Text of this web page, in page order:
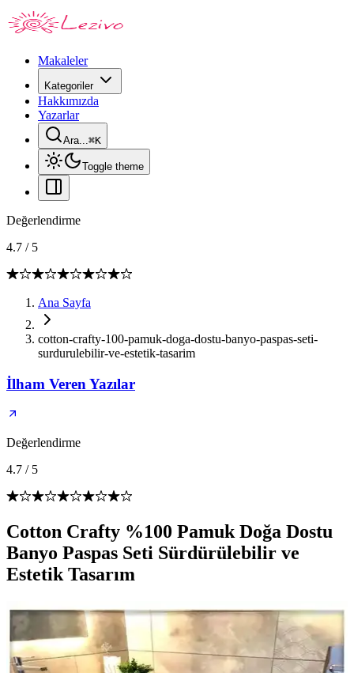
Makaleler
Kategoriler
Hakkımızda
Yazarlar
Ara...⌘K
Toggle theme
Değerlendirme
4.7 / 5
Ana Sayfa
cotton-crafty-100-pamuk-doga-dostu-banyo-paspas-seti-
surdurulebilir-ve-estetik-tasarim
İlham Veren Yazılar
Değerlendirme
4.7 / 5
Cotton Crafty %100 Pamuk Doğa Dostu
Banyo Paspas Seti Sürdürülebilir ve
Estetik Tasarım